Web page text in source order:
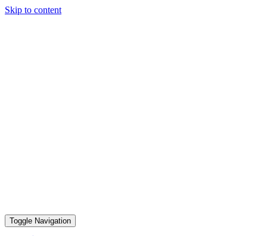
Skip to content
Toggle Navigation